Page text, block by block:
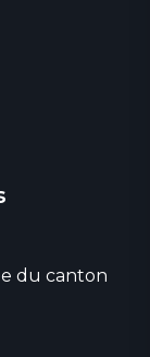
du canton